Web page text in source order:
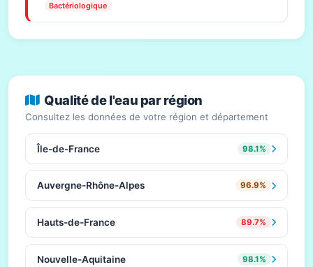
Bactériologique
Qualité de l'eau par région
Consultez les données de votre région et département
Île-de-France 98.1%
Auvergne-Rhône-Alpes 96.9%
Hauts-de-France 89.7%
Nouvelle-Aquitaine 98.1%